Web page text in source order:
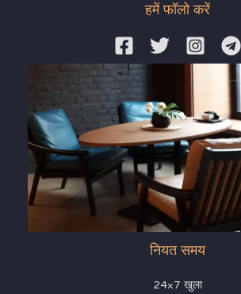
हमें फॉलो करें
नियत समय
24×7 खुला